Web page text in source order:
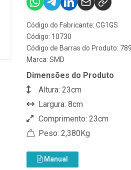
Código do Fabricante: CG1GS
Código: 10730
Código de Barras do Produto:
Marca: SMD
Dimensões do Produto
Altura: 23cm
Largura: 8cm
Comprimento: 23cm
Peso: 2,380Kg
Manual